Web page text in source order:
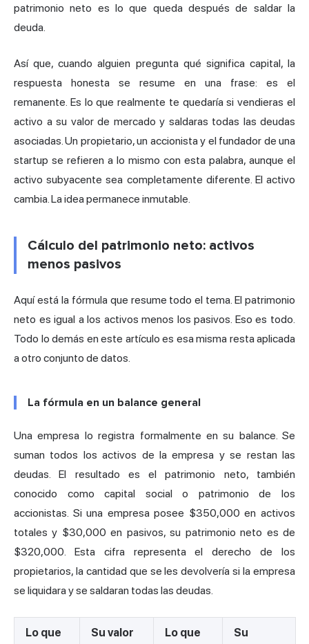
patrimonio neto es lo que queda después de saldar la
deuda.
Así que, cuando alguien pregunta qué significa capital, la
respuesta honesta se resume en una frase: es el
remanente. Es lo que realmente te quedaría si vendieras el
activo a su valor de mercado y saldaras todas las deudas
asociadas. Un propietario, un accionista y el fundador de una
startup se refieren a lo mismo con esta palabra, aunque el
activo subyacente sea completamente diferente. El activo
cambia. La idea permanece inmutable.
Cálculo del patrimonio neto: activos
menos pasivos
Aquí está la fórmula que resume todo el tema. El patrimonio
neto es igual a los activos menos los pasivos. Eso es todo.
Todo lo demás en este artículo es esa misma resta aplicada
a otro conjunto de datos.
La fórmula en un balance general
Una empresa lo registra formalmente en su balance. Se
suman todos los activos de la empresa y se restan las
deudas. El resultado es el patrimonio neto, también
conocido como capital social o patrimonio de los
accionistas. Si una empresa posee $350,000 en activos
totales y $30,000 en pasivos, su patrimonio neto es de
$320,000. Esta cifra representa el derecho de los
propietarios, la cantidad que se les devolvería si la empresa
se liquidara y se saldaran todas las deudas.
Lo que
Su valor
Lo que
Su